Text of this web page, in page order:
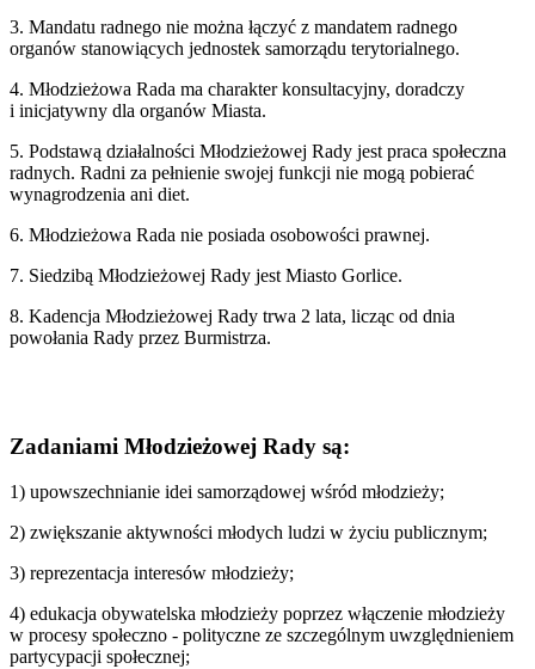
3. Mandatu radnego nie można łączyć z mandatem radnego
organów stanowiących jednostek samorządu terytorialnego.
4. Młodzieżowa Rada ma charakter konsultacyjny, doradczy
i inicjatywny dla organów Miasta.
5. Podstawą działalności Młodzieżowej Rady jest praca społeczna
radnych. Radni za pełnienie swojej funkcji nie mogą pobierać
wynagrodzenia ani diet.
6. Młodzieżowa Rada nie posiada osobowości prawnej.
7. Siedzibą Młodzieżowej Rady jest Miasto Gorlice.
8. Kadencja Młodzieżowej Rady trwa 2 lata, licząc od dnia
powołania Rady przez Burmistrza.
Zadaniami Młodzieżowej Rady są:
1) upowszechnianie idei samorządowej wśród młodzieży;
2) zwiększanie aktywności młodych ludzi w życiu publicznym;
3) reprezentacja interesów młodzieży;
4) edukacja obywatelska młodzieży poprzez włączenie młodzieży
w procesy społeczno - polityczne ze szczególnym uwzględnieniem
partycypacji społecznej;